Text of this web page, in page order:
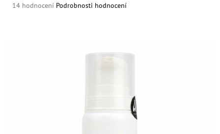
Průměrné
14 hodnocení Podrobnosti hodnocení